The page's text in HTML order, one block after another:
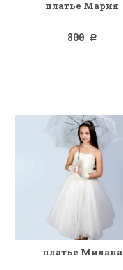
платье Мария
800 Р
платье Милана